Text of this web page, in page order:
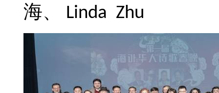
海、
Linda Zhu